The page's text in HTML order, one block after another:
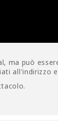
ma può
all'indirizzo